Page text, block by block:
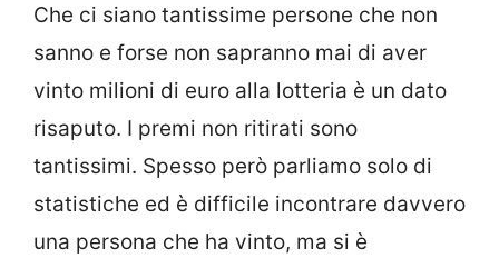
Che ci siano tantissime persone che non
sanno e forse non sapranno mai di aver
vinto milioni di euro alla lotteria è un dato
risaputo. I premi non ritirati sono
tantissimi. Spesso però parliamo solo di
statistiche ed è difficile incontrare davvero
una persona che ha vinto, ma si è